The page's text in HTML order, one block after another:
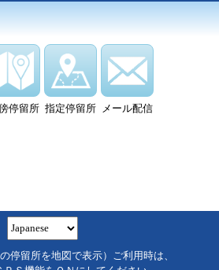
停留所 指定停留所 メール配信
停留所を地図で表示）ご利用時は、